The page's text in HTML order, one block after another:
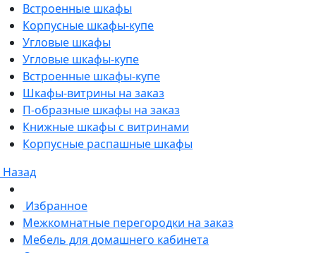
Встроенные шкафы
Корпусные шкафы-купе
Угловые шкафы
Угловые шкафы-купе
Встроенные шкафы-купе
Шкафы-витрины на заказ
П-образные шкафы на заказ
Книжные шкафы с витринами
Корпусные распашные шкафы
Назад
Избранное
Межкомнатные перегородки на заказ
Мебель для домашнего кабинета